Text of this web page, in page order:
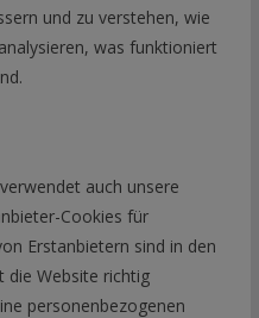
und zu verstehen, wie
was funktioniert
auch unsere
Cookies für
Erstanbietern sind in den
die Website richtig
personenbezogenen